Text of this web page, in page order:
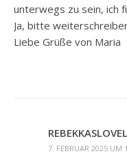
unterwegs zu sein, ich
Ja, bitte
Liebe Grüße von Maria
7. FEBRUAR 2025 UM